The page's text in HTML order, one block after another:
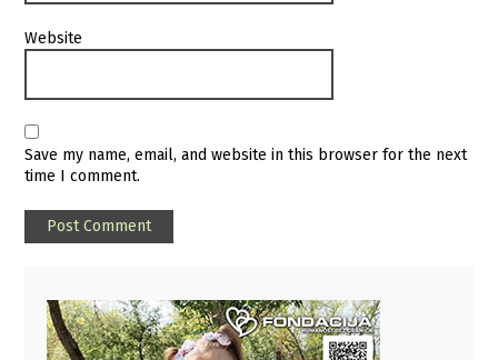
Website
Save my name, email, and website in this browser for the next
time I comment.